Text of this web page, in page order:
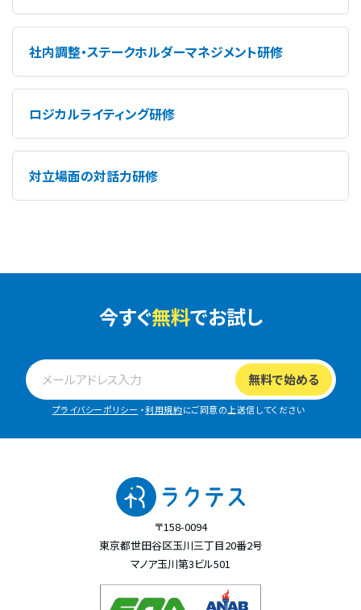
社内調整・ステークホルダーマネジメント研修
ロジカルライティング研修
対立場面の対話力研修
今すぐ無料でお試し
プライバシーポリシー ・利用規約にご同意の上送信してください
〒158-0094
東京都世田谷区玉川三丁目20番2号
マノア玉川第3ビル501